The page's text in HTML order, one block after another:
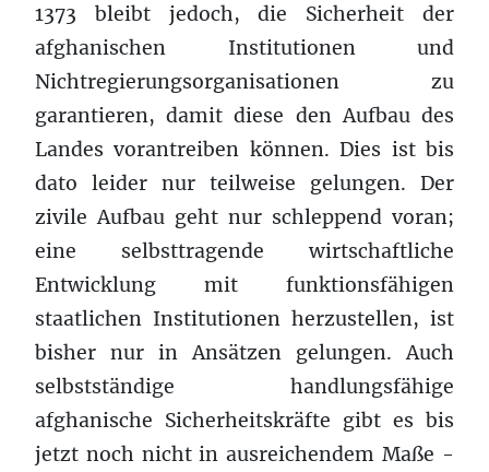
1373 bleibt jedoch, die Sicherheit der
afghanischen Institutionen und
Nichtregierungsorganisationen zu
garantieren, damit diese den Aufbau des
Landes vorantreiben können. Dies ist bis
dato leider nur teilweise gelungen. Der
zivile Aufbau geht nur schleppend voran;
eine selbsttragende wirtschaftliche
Entwicklung mit funktionsfähigen
staatlichen Institutionen herzustellen, ist
bisher nur in Ansätzen gelungen. Auch
selbstständige handlungsfähige
afghanische Sicherheitskräfte gibt es bis
jetzt noch nicht in ausreichendem Maße -